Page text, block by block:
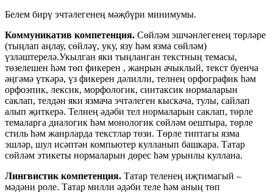
Белем бирү эчтәлегенең мәҗбүри минимумы.
Коммуникатив компетенция. Сөйләм эшчәнлегенең төрләре
(тыңлап аңлау, сөйләү, уку, язу һәм язма сөйләм)
үзләштерелә.Укылган яки тыңланган текстның темасы,
төзелешен һәм төп фикерен , жанрын ачыклый, текст буенча
әңгәмә үткәрә, үз фикерен дәлилли, телнең орфографик һәм
орфоэпик, лексик, морфологик, синтаксик нормаларын
саклап, телдән яки язмача эчтәлеген кыскача, тулы, сайлап
алып җиткерә. Телнең әдәби тел нормаларын саклап, төрле
темаларга диалогик һәм монологик сөйләм оештыра, төрле
стиль һәм жанрларда текстлар төзи. Төрле типтагы язма
эшләр, шул исәптән компьютер кулланып башкара. Татар
сөйләм этикеты нормаларын дөрес һәм урынлы куллана.
Лингвистик компетенция. Татар теленең иҗтимагый –
мәдәни роле. Татар милли әдәби теле һәм аның төп